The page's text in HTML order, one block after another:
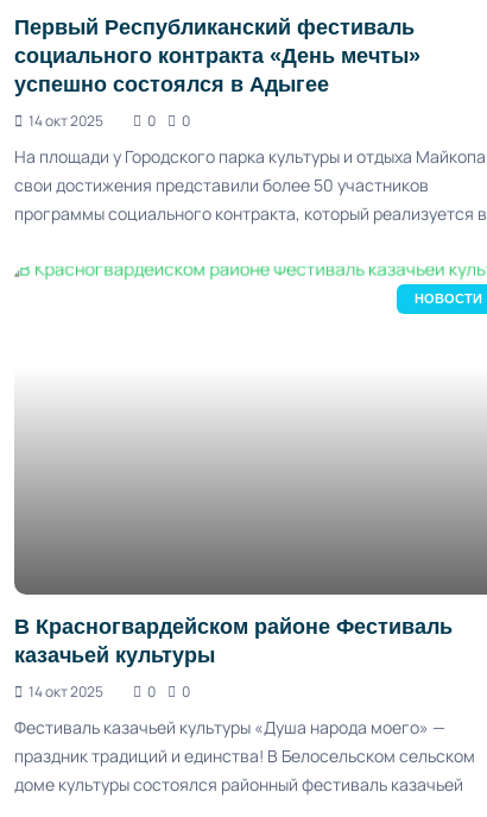
Первый Республиканский фестиваль
социального контракта «День мечты»
успешно состоялся в Адыгее
14 окт 2025 0 0
На площади у Городского парка культуры и отдыха Майкопа
свои достижения представили более 50 участников
программы социального контракта, который реализуется в
НОВОСТИ
В Красногвардейском районе Фестиваль
казачьей культуры
14 окт 2025 0 0
Фестиваль казачьей культуры «Душа народа моего» —
праздник традиций и единства! В Белосельском сельском
доме культуры состоялся районный фестиваль казачьей